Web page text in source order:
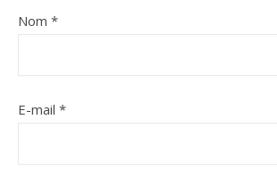
Nom *
E-mail *